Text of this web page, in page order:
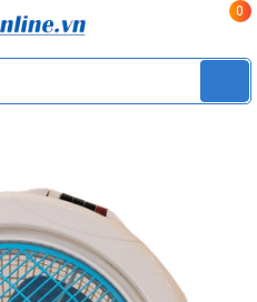
0